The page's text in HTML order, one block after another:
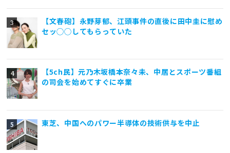
【文春砲】永野芽郁、江頭事件の直後に田中圭に慰め
セッ◯◯してもらっていた
【5ch民】元乃木坂橋本奈々未、中居とスポーツ番組
の司会を始めてすぐに卒業
東芝、中国へのパワー半導体の技術供与を中止